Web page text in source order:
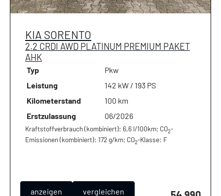
KIA SORENTO
2.2 CRDI AWD PLATINUM PREMIUM PAKET
AHK
Typ
Pkw
Leistung
142 kW / 193 PS
Kilometerstand
100 km
Erstzulassung
06/2026
Kraftstoffverbrauch (kombiniert): 6,6 l/100km; CO2-
Emissionen (kombiniert): 172 g/km; CO2-Klasse: F
anzeigen vergleichen